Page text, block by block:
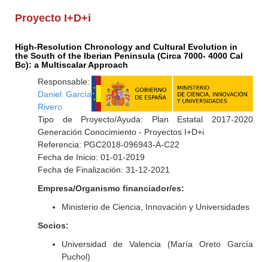
Proyecto I+D+i
High-Resolution Chronology and Cultural Evolution in
the South of the Iberian Peninsula (Circa 7000- 4000 Cal
Bc): a Multiscalar Approach
Responsable:
Daniel García
Rivero
Tipo de Proyecto/Ayuda: Plan Estatal 2017-2020
Generación Conocimiento - Proyectos I+D+i
Referencia: PGC2018-096943-A-C22
Fecha de Inicio: 01-01-2019
Fecha de Finalización: 31-12-2021
Empresa/Organismo financiador/es:
Ministerio de Ciencia, Innovación y Universidades
Socios:
Universidad de Valencia (María Oreto García
Puchol)